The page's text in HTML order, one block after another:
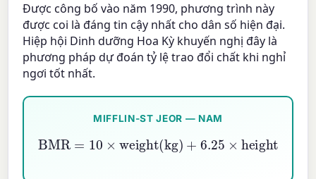
Được công bố vào năm 1990, phương trình này
được coi là đáng tin cậy nhất cho dân số hiện đại.
Hiệp hội Dinh dưỡng Hoa Kỳ khuyến nghị đây là
phương pháp dự đoán tỷ lệ trao đổi chất khi nghỉ
ngơi tốt nhất.
MIFFLIN-ST JEOR — NAM
BMR=10×weight(kg)+6.25× height(cm)
−5×age+5